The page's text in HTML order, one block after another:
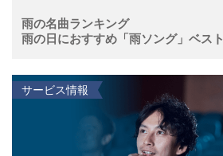
雨の名曲ランキング
雨の日におすすめ「雨ソング」ベスト
サービス情報